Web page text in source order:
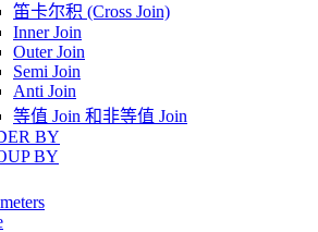
笛卡尔积 (Cross Join)
Inner Join
Outer Join
Semi Join
Anti Join
等值 Join 和非等值 Join
BY
BY